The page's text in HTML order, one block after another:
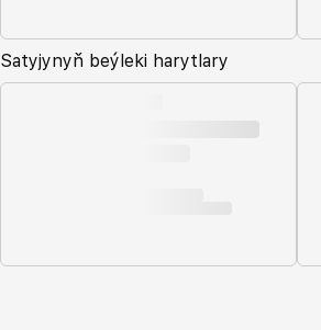
Satyjynyň beýleki harytlary